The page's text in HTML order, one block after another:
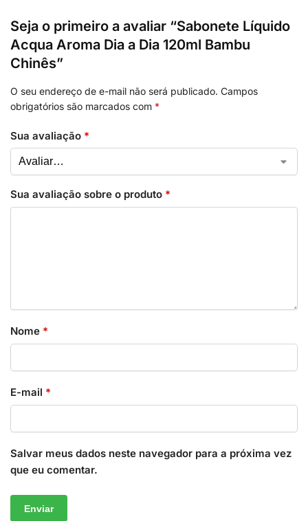
Seja o primeiro a avaliar “Sabonete Líquido
Acqua Aroma Dia a Dia 120ml Bambu
Chinês”
O seu endereço de e-mail não será publicado. Campos
obrigatórios são marcados com *
Sua avaliação *
Sua avaliação sobre o produto *
Nome *
E-mail *
Salvar meus dados neste navegador para a próxima vez
que eu comentar.